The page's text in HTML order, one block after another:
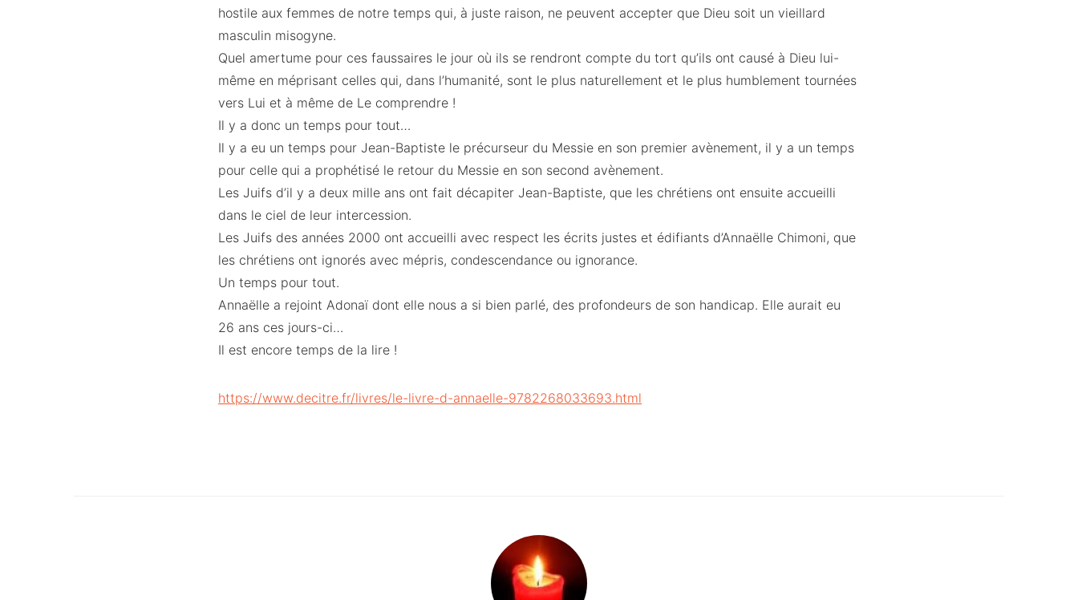
hostile aux femmes de notre temps qui, à juste raison, ne peuvent accepter que Dieu soit un vieillard
masculin misogyne.
Quel amertume pour ces faussaires le jour où ils se rendront compte du tort qu’ils ont causé à Dieu lui-
même en méprisant celles qui, dans l’humanité, sont le plus naturellement et le plus humblement tournées
vers Lui et à même de Le comprendre !
Il y a donc un temps pour tout…
Il y a eu un temps pour Jean-Baptiste le précurseur du Messie en son premier avènement, il y a un temps
pour celle qui a prophétisé le retour du Messie en son second avènement.
Les Juifs d’il y a deux mille ans ont fait décapiter Jean-Baptiste, que les chrétiens ont ensuite accueilli
dans le ciel de leur intercession.
Les Juifs des années 2000 ont accueilli avec respect les écrits justes et édifiants d’Annaëlle Chimoni, que
les chrétiens ont ignorés avec mépris, condescendance ou ignorance.
Un temps pour tout.
Annaëlle a rejoint Adonaï dont elle nous a si bien parlé, des profondeurs de son handicap. Elle aurait eu
26 ans ces jours-ci…
Il est encore temps de la lire !
https://www.decitre.fr/livres/le-livre-d-annaelle-9782268033693.html